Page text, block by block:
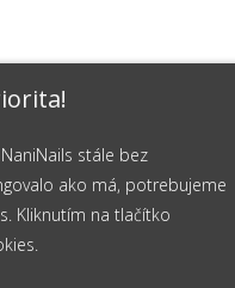
stále bez
ako má, potrebujeme
Kliknutím na tlačítko